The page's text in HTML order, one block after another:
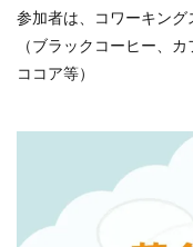
参加者は、コワーキング
（ブラックコーヒー、
ココア等）